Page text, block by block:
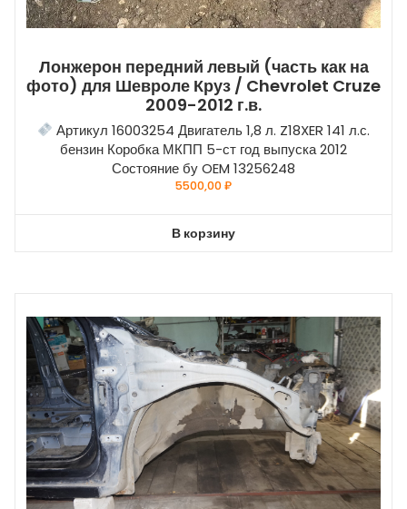
Лонжерон передний левый (часть как на
фото) для Шевроле Круз / Chevrolet Cruze
2009-2012 г.в.
Артикул 16003254 Двигатель 1,8 л. Z18XER 141 л.с.
бензин Коробка МКПП 5-ст год выпуска 2012
Состояние бу OEM 13256248
5500,00₽
В корзину